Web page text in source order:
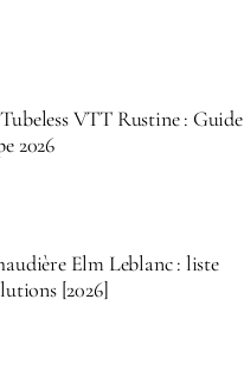
VTT Rustine : Guide
2026
Elm Leblanc : liste
[2026]